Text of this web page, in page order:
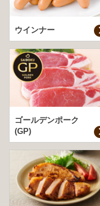
ウインナー
ゴールデンポーク
(GP)